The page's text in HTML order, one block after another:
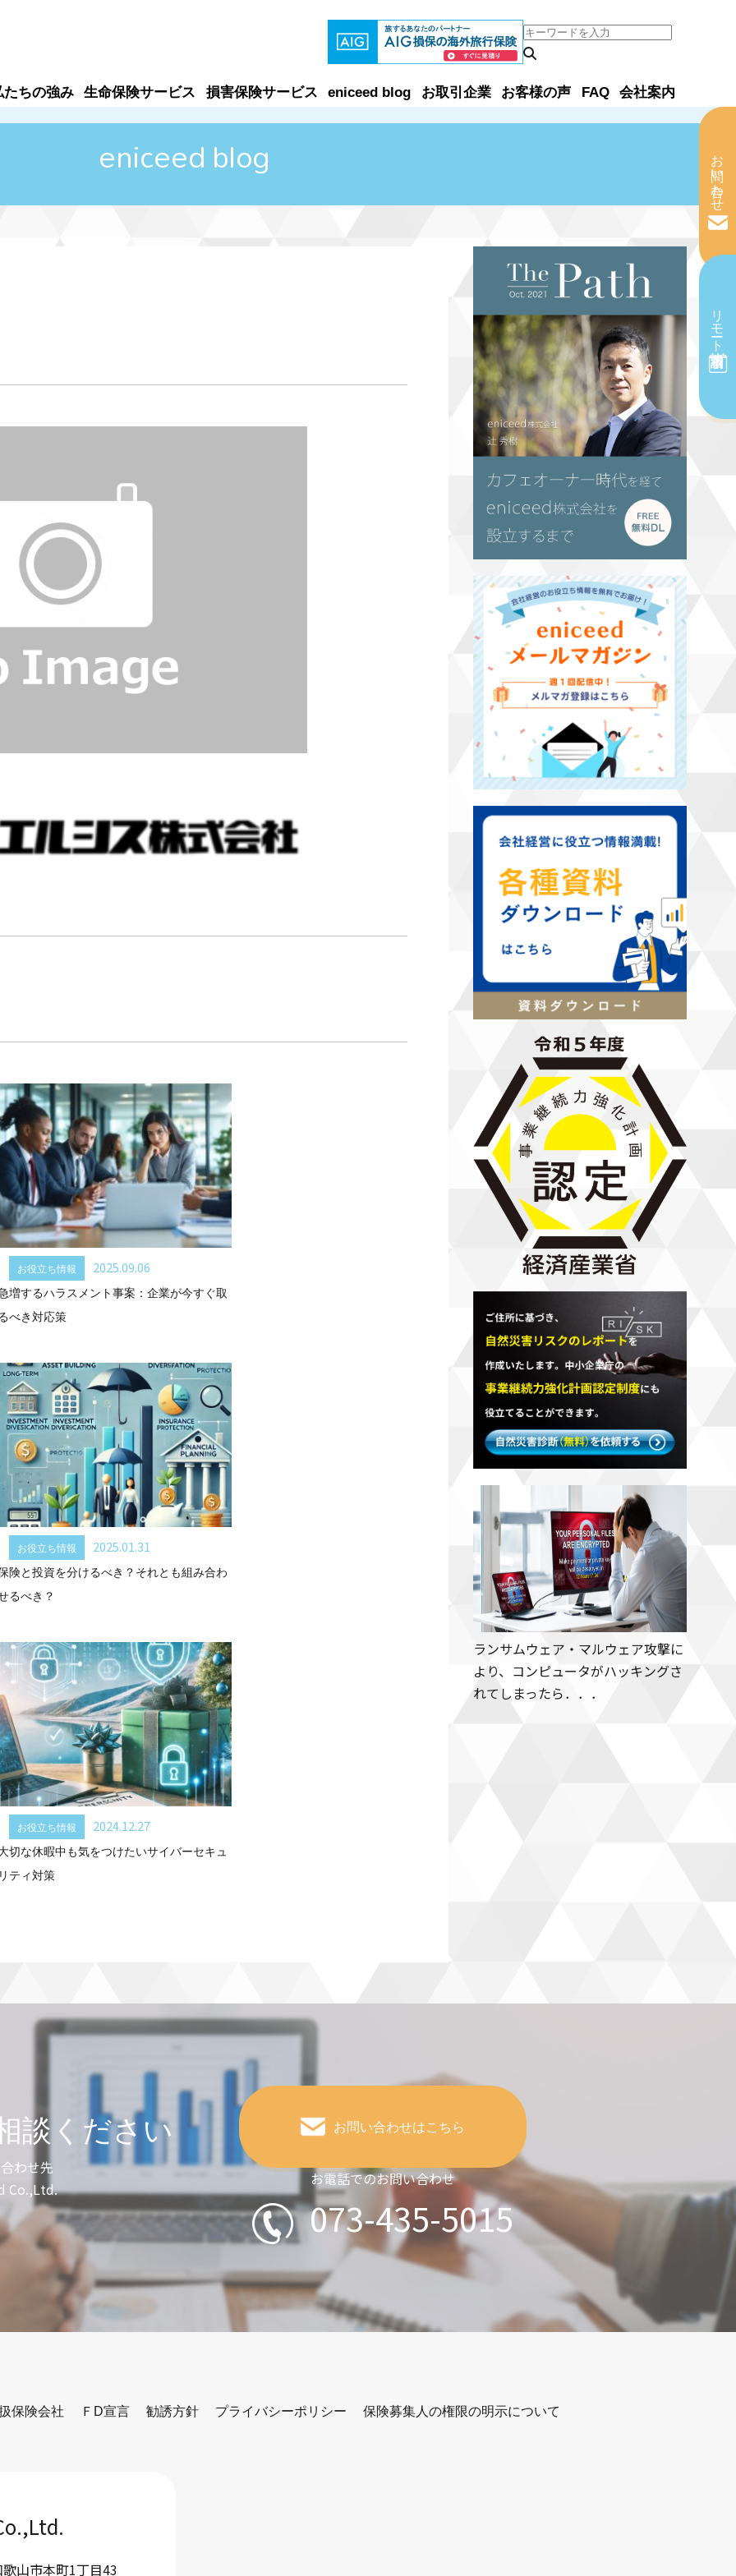
たちの強み 生命保険サービス 損害保険サービス eniceed blog お取引企業 お客様の声 FAQ 会社案内
eniceed blog お問い合わせ
リモート相談予約
お役立ち情報 2025.09.06
増するハラスメント事案：企業が今すぐ取
べき対応策
お役立ち情報 2025.01.31
険と投資を分けるべき？それとも組み合わ
るべき？
お役立ち情報 2024.12.27
切な休暇中も気をつけたいサイバーセキュ
ティ対策
ランサムウェア・マルウェア攻撃に
より、コンピュータがハッキングさ
れてしまったら．．．
談ください
わせ先
Co.,Ltd.
お問い合わせはこちら
お電話でのお問い合わせ
073-435-5015
保険会社 ＦD宣言 勧誘方針 プライバシーポリシー 保険募集人の権限の明示について
山市本町1丁目43